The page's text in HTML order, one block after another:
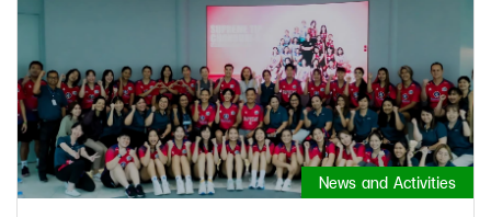
News and Activities